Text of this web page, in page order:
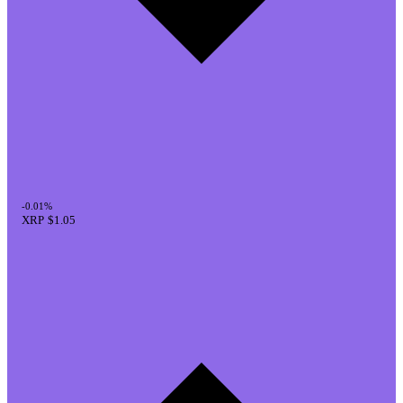
-0.01%
XRP $1.05